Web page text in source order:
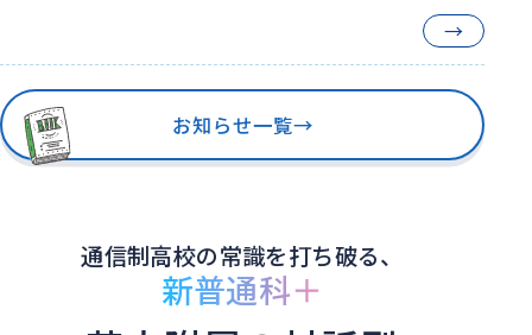
→
お知らせ一覧→
通信制高校の常識を打ち破る、
新普通科＋